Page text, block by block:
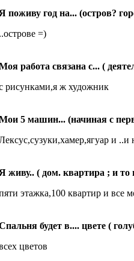
Я поживу год на... (остров?
..острове =)
работа связана с... (
рисунками,я ж художник
5 машин... (начиная с
и
Я живу.. ( дом. квартира ; и
этажка,100 квартир и все
будет в.... цвете (
цветов